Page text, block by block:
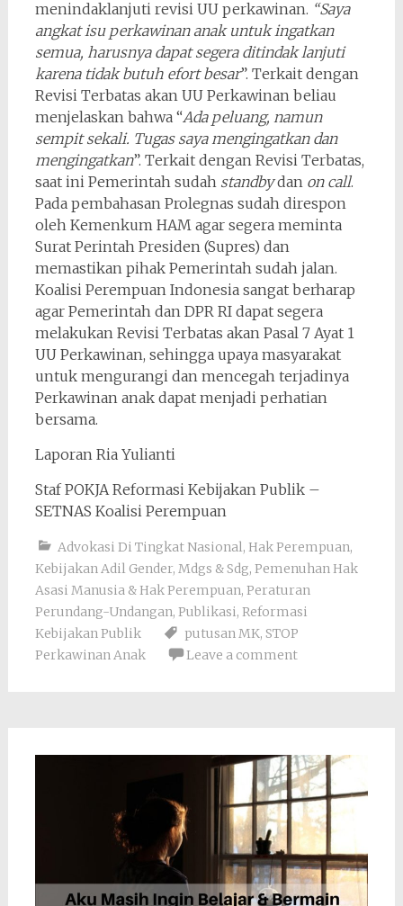
menindaklanjuti revisi UU perkawinan. “Saya
angkat isu perkawinan anak untuk ingatkan
semua, harusnya dapat segera ditindak lanjuti
karena tidak butuh efort besar”. Terkait dengan
Revisi Terbatas akan UU Perkawinan beliau
menjelaskan bahwa “Ada peluang, namun
sempit sekali. Tugas saya mengingatkan dan
mengingatkan”. Terkait dengan Revisi Terbatas,
saat ini Pemerintah sudah standbydan on call.
Pada pembahasan Prolegnas sudah direspon
oleh Kemenkum HAM agar segera meminta
Surat Perintah Presiden (Supres) dan
memastikan pihak Pemerintah sudah jalan.
Koalisi Perempuan Indonesia sangat berharap
agar Pemerintah dan DPR RI dapat segera
melakukan Revisi Terbatas akan Pasal 7 Ayat 1
UU Perkawinan, sehingga upaya masyarakat
untuk mengurangi dan mencegah terjadinya
Perkawinan anak dapat menjadi perhatian
bersama.
Laporan Ria Yulianti
Staf POKJA Reformasi Kebijakan Publik –
SETNAS Koalisi Perempuan
Advokasi Di Tingkat Nasional, Hak Perempuan,
Kebijakan Adil Gender, Mdgs & Sdg, Pemenuhan Hak
Asasi Manusia & Hak Perempuan, Peraturan
Perundang-Undangan, Publikasi, Reformasi
Kebijakan Publik
putusan MK, STOP
Perkawinan Anak
Leave a comment